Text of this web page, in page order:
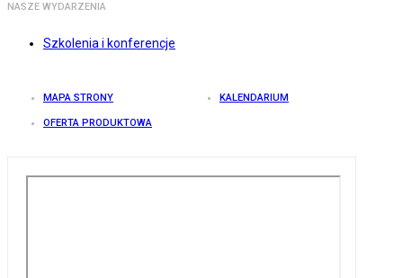
NASZE WYDARZENIA
Szkolenia i konferencje
MAPA STRONY KALENDARIUM
OFERTA PRODUKTOWA